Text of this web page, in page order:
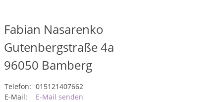
Fabian Nasarenko
Gutenbergstraße 4a
96050 Bamberg
Telefon: 015121407662
E-Mail:
E-Mail senden